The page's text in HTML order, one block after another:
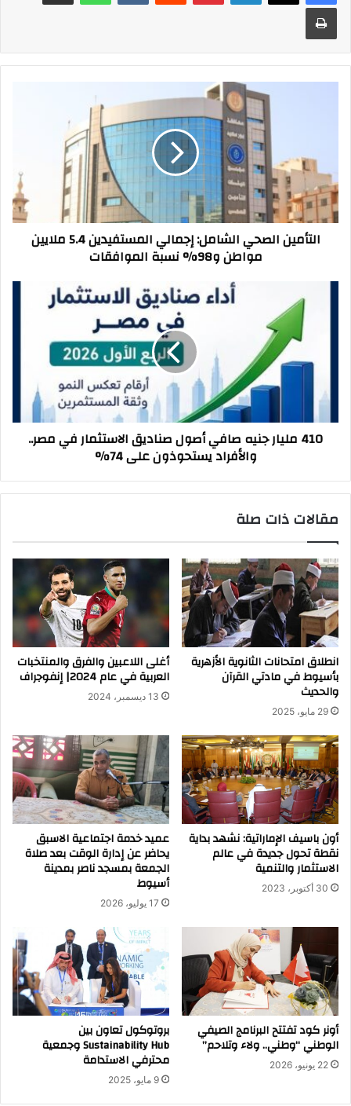
طباعة
المستفيدين
5.4
ملايين
مواطن
و98%
نسبة
التأمين الصحي الشامل: إجمالي المستفيدين 5.4 ملايين
مواطن و98% نسبة الموافقات
في
مصر..
والأفراد 410 مليار جنيه صافي أصول صناديق الاستثمار في مصر..
والأفراد يستحوذون على 74%
مقالات ذات صلة
انطلاق امتحانات الثانوية الأزهرية
بأسيوط في مادتي القرآن
والحديث
29 مايو، 2025
أغلى اللاعبين والفرق والمنتخبات
العربية في عام 2024| إنفوجراف
13 ديسمبر، 2024
أون باسيف الإماراتية: نشهد بداية
نقطة تحول جديدة في عالم
الاستثمار والتنمية
30 أكتوبر، 2023
عميد خدمة اجتماعية الاسبق
يحاضر عن إدارة الوقت بعد صلاة
الجمعة بمسجد ناصر بمدينة
أسيوط
17 يوليو، 2026
أونر كود تفتتح البرنامج الصيفي
الوطني “وطني.. ولاء وتلاحم”
22 يونيو، 2026
بروتوكول تعاون بين
Sustainability Hub وجمعية
محترفي الاستدامة
9 مايو، 2025